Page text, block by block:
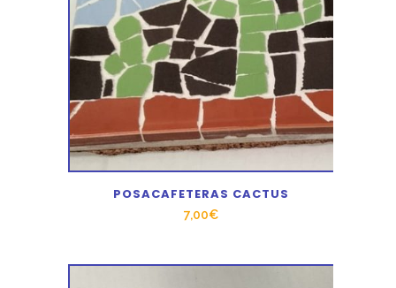
POSACAFETERAS CACTUS
7,00€